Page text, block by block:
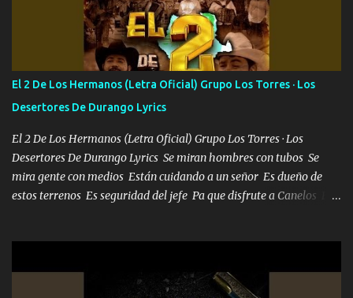
Francia ropa de 100.000 bolas Louis vuitton es mi fragancia
repleta de presidentes la bolsa estoy en mi pic si no se han dado
cuenta chequeen gráficas del kitch
El 2 De Los Hermanos (Letra Oficial) Grupo Los Torres · Los
Desertores De Durango Lyrics
El 2 De Los Hermanos (Letra Oficial) Grupo Los Torres · Los
Desertores De Durango Lyrics Se miran hombres con tubos Se
mira gente con medios Están cuidando a un señor Es dueño de
estos terrenos Es seguridad del jefe Pa que disfrute a Canelos Es
ni tampoco las mujeres porque es platica de grandes por eso hay
que estar alegres doy las instrucciones para atender los deberes